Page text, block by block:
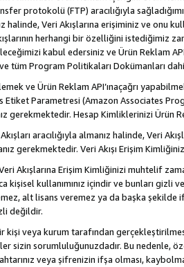
protokolü (FTP) aracılığıyla
halinde, Veri Akışlarına erişiminiz ve onu
herhangi bir özelliğini
kabul edersiniz ve Ürün Reklam
tüm Program Politikaları Dokümanları
ve Ürün Reklam API’ınaçağrı
Etiket Parametresi (Amazon Associates
gerekmektedir. Hesap Kimliklerinizi Ürün
aracılığıyla almanız halinde, Veri
gerekmektedir. Veri Akışı Erişim
Akışlarına Erişim Kimliğinizi muhtelif
kişisel kullanımınız içindir ve bunları
alt lisans veremez ya da başka şekilde
değildir.
kişi veya kurum tarafından
sizin sorumluluğunuzdadır. Bu nedenle,
veya şifrenizin ifşa olması,